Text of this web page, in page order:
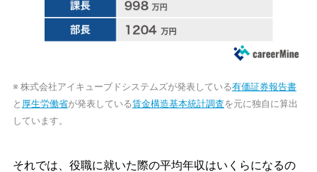
※ 株式会社アイキューブドシステムズが発表している有価証券報告書
と 厚生労働省が発表している賃金構造基本統計調査を元に独自に算出
しています。
それでは、役職に就いた際の平均年収はいくらになるの